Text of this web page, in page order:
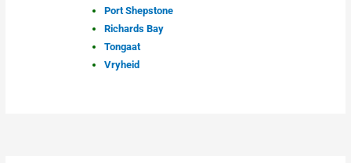
Port Shepstone
Richards Bay
Tongaat
Vryheid